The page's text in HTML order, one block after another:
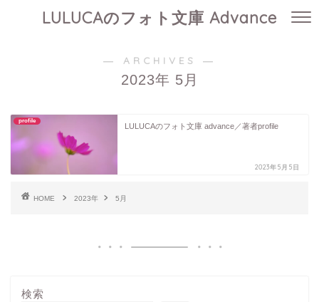
LULUCAのフォト文庫 Advance
― ARCHIVES ―
2023年 5月
profile
LULUCAのフォト文庫 advance／著者profile
2023年5月5日
HOME 2023年 5月
検索